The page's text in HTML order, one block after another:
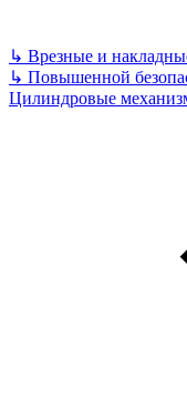
↳ Врезные и
↳ Повышенной
Цилиндровые